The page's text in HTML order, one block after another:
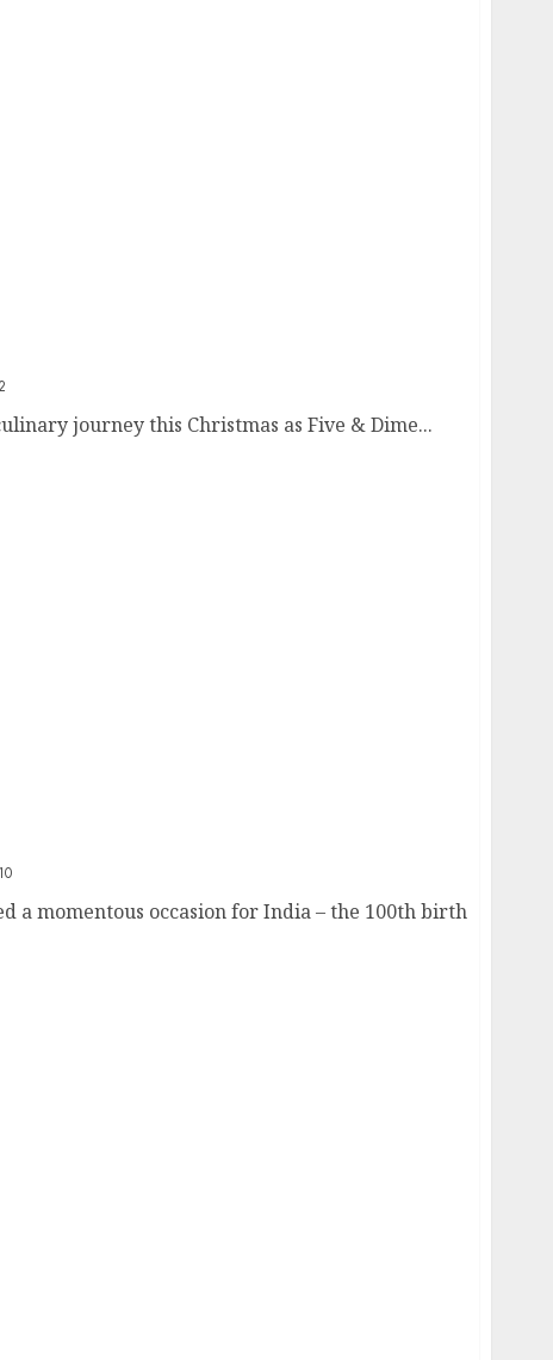
journey this Christmas as Five & Dime...
10
a momentous occasion for India – the 100th birth